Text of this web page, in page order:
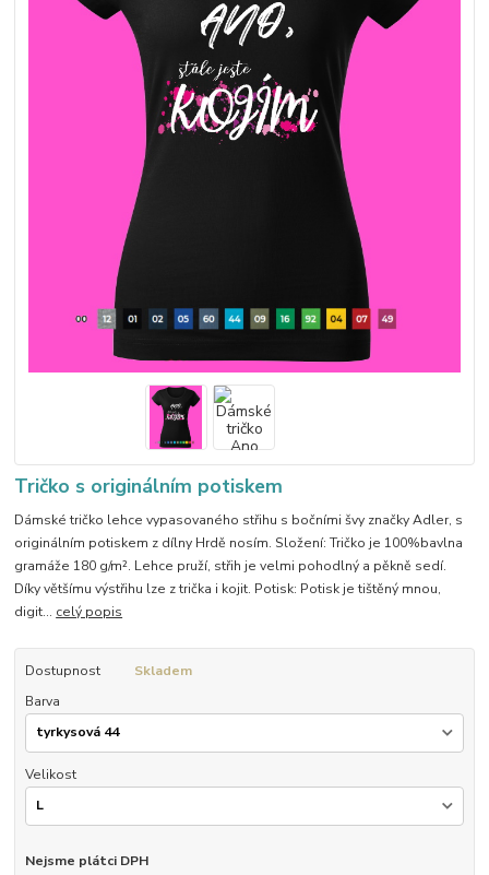
Tričko s originálním potiskem
Dámské tričko lehce vypasovaného střihu s bočními švy značky Adler, s
originálním potiskem z dílny Hrdě nosím. Složení: Tričko je 100%bavlna
gramáže 180 g/m². Lehce pruží, střih je velmi pohodlný a pěkně sedí.
Díky většímu výstřihu lze z trička i kojit. Potisk: Potisk je tištěný mnou,
digit... celý popis
Dostupnost
Skladem
Barva
Velikost
Nejsme plátci DPH